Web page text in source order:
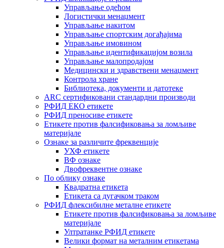
Управљање одећом
Логистички менаџмент
Управљање накитом
Управљање спортским догађајима
Управљање имовином
Управљање идентификацијом возила
Управљање малопродајом
Медицински и здравствени менаџмент
Контрола хране
Библиотека, документи и датотеке
ARC сертификовани стандардни производи
РФИД ЕКО етикете
РФИД преносиве етикете
Етикете против фалсификовања за ломљиве
материјале
Ознаке за различите фреквенције
УХФ етикете
ВФ ознаке
Двофреквентне ознаке
По облику ознаке
Квадратна етикета
Етикета са дугачком траком
РФИД флексибилне металне етикете
Етикете против фалсификовања за ломљиве
материјале
Ултратанке РФИД етикете
Велики формат на металним етикетама